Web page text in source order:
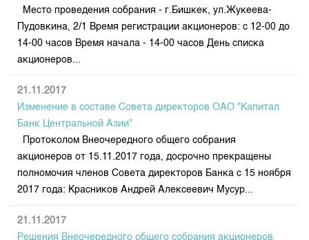
Место проведения собрания - г.Бишкек, ул.Жукеева-
Пудовкина, 2/1 Время регистрации акционеров: с 12-00 до
14-00 часов Время начала - 14-00 часов День списка
акционеров...
21.11.2017
Изменение в составе Совета директоров ОАО "Капитал
Банк Центральной Азии"
Протоколом Внеочередного общего собрания
акционеров от 15.11.2017 года, досрочно прекращены
полномочия членов Совета директоров Банка с 15 ноября
2017 года: Красников Андрей Алексеевич Мусур...
21.11.2017
Решения Внеочередного общего собрания акционеров